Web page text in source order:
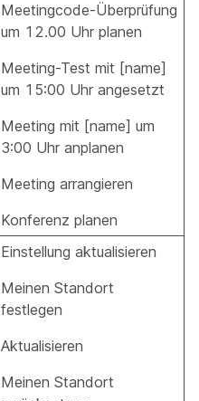
Meetingcode-Überprüfung
um 12.00 Uhr planen
Meeting-Test mit [name]
um 15:00 Uhr angesetzt
Meeting mit [name] um
3:00 Uhr anplanen
Meeting arrangieren
Konferenz planen
Einstellung aktualisieren
Meinen Standort
festlegen
Aktualisieren
Meinen Standort